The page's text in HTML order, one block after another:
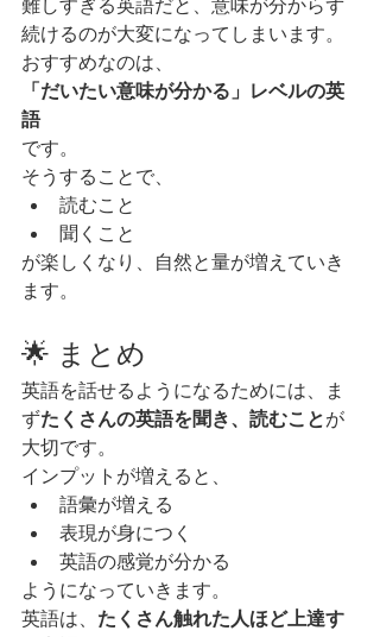
難しすぎる英語だと、意味が分からず
続けるのが大変になってしまいます。
おすすめなのは、
「だいたい意味が分かる」レベルの英
語
です。
そうすることで、
読むこと
聞くこと
が楽しくなり、自然と量が増えていき
ます。
🌟 まとめ
英語を話せるようになるためには、ま
ずたくさんの英語を聞き、読むことが
大切です。
インプットが増えると、
語彙が増える
表現が身につく
英語の感覚が分かる
ようになっていきます。
英語は、 たくさん触れた人ほど上達す